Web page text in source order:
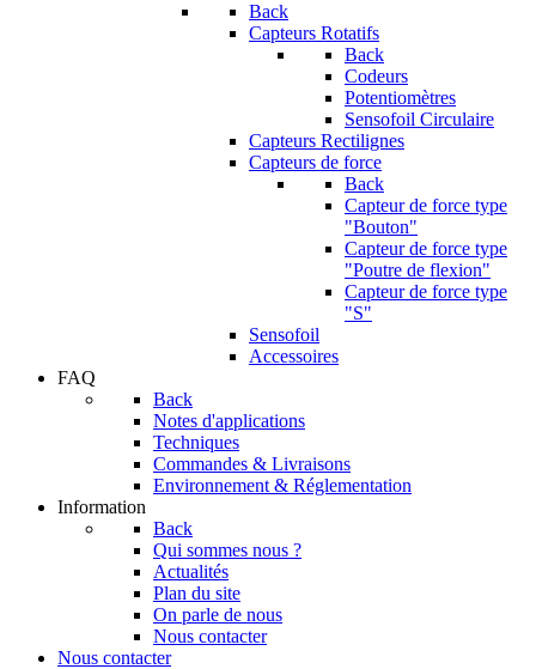
Back
Capteurs Rotatifs
Back
Codeurs
Potentiomètres
Sensofoil Circulaire
Capteurs Rectilignes
Capteurs de force
Back
Capteur de force type
"Bouton"
Capteur de force type
"Poutre de flexion"
Capteur de force type
"S"
Sensofoil
Accessoires
FAQ
Back
Notes d'applications
Techniques
Commandes & Livraisons
Environnement & Réglementation
Information
Back
Qui sommes nous ?
Actualités
Plan du site
On parle de nous
Nous contacter
Nous contacter